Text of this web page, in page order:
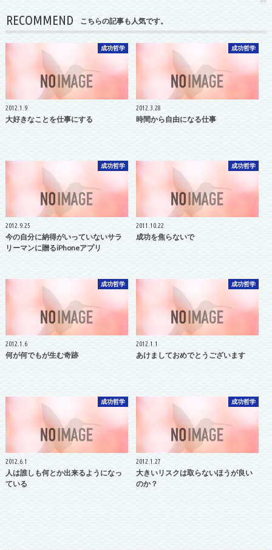
RECOMMEND こちらの記事も人気です。
成功哲学
2012.1.9
大好きなことを仕事にする
成功哲学
2012.3.28
時間から自由になる仕事
成功哲学
2012.9.25
今の自分に納得がいっていないサラ
リーマンに贈るiPhoneアプリ
成功哲学
2011.10.22
成功を焦らないで
成功哲学
2012.1.6
何が何でもが生む奇跡
成功哲学
2012.1.1
あけましておめでとうございます
成功哲学
2012.6.1
人は誰しも何とか出来るようになっ
ている
成功哲学
2012.1.27
大きいリスクは取らないほうが良い
のか？